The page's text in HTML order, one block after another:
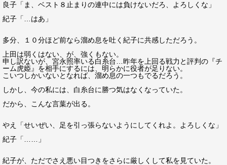
良子「ま、ベスト８止まりの連中には負けないだろ、よろしくな」
紀子「…はあ」
多分、１０分ほど前なら溜め息を吐く紀子に共感しただろう。
上田は弱くはない、が、強くもない。
申し訳ないが、宮永照率いる白糸台…昨年を上回る戦力と評判の『チ
ーム虎姫』を相手にするには、明らかに役者が足りない。
こいつしかいないとなれば、溜め息の一つもでるだろう。
しかし、今の私には、白糸台に勝つ気はなくなっていた。
だから、こんな言葉が出る。
やえ「せいぜい、足を引っ張らないようにしてくれよ。よろしくな」
紀子「……」
紀子が、ただでさえ悪い目つきをさらに厳しくして私を見ていた。